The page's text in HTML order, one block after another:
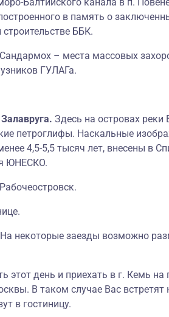
в память о
ББК.
– места массовых
ГУЛАГа.
Здесь на островах реки
петроглифы. Наскальные
4,5-5,5 тысяч лет, внесены в
ЮНЕСКО.
На некоторые заезды возможно
этот день и приехать в г. Кемь на
В таком случае Вас встретят
в гостиницу.